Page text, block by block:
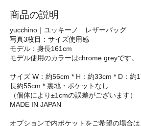
商品の説明
yucchino｜ユッキーノ レザーバッグ
写真3枚目：サイズ使用感
モデル：身長161cm
モデル使用のカラーはchrome greyです。
サイズ W：約56cm * H：約33cm * D：約
長約55cm * 裏地・ポケットなし
（個体により±1cmの誤差がございます）
MADE IN JAPAN
オプションで内ポケットをご希望の場合